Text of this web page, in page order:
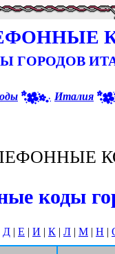
ГОРОДОВ
Италия
коды
Д | Е | И | К | Л | М | Н |